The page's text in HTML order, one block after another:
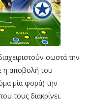
σωστά την
η αποβολή του
μία φορά) την
τους διακρίνει.